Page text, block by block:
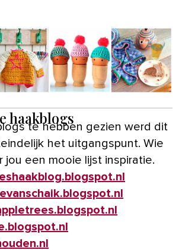
haakblogs
het uitgangspunt. Wie
jou een mooie lijst inspiratie.